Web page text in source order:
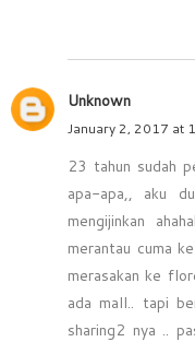
Unknown
January 2, 2017 at
23 tahun sudah
apa-apa,, aku
mengijinkan
merantau cuma
merasakan ke
ada mall.. tapi
sharing2 nya ..